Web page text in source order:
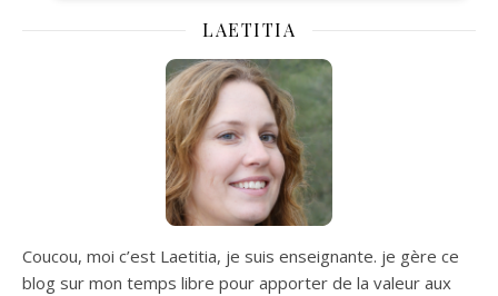
Lavage à 30°
LAETITIA
Coucou, moi c’est Laetitia, je suis enseignante. je gère ce
blog sur mon temps libre pour apporter de la valeur aux